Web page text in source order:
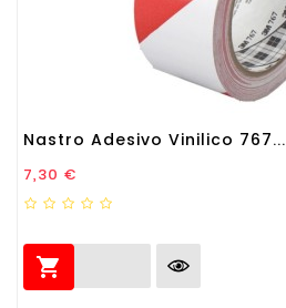
Nastro Adesivo Vinilico 767...
Prezzo
7,30 €
